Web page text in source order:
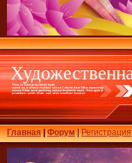
Главная|Форум |Регистрация